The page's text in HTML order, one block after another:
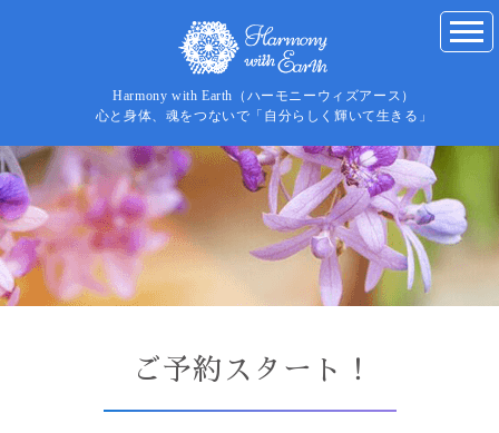
Harmony with Earth（ハーモニーウィズアース）
心と身体、魂をつないで「自分らしく輝いて生きる」
ご予約スタート！